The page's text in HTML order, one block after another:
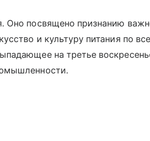
Оно посвящено признанию
и культуру питания по
на третье